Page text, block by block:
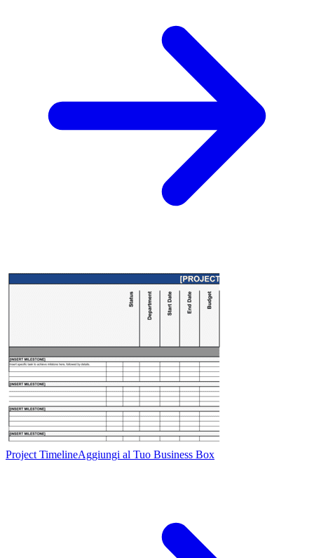
Project TimelineAggiungi al Tuo Business Box